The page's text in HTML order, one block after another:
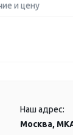
и цену
Наш адрес:
Москва,